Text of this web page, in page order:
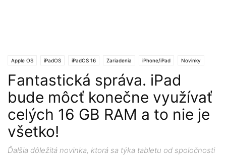
Apple OS iPadOS iPadOS 16 Zariadenia iPhone/iPad Novinky
Fantastická správa. iPad
bude môcť konečne využívať
celých 16 GB RAM a to nie je
všetko!
Ďalšia dôležitá novinka, ktorá sa týka tabletu od spoločnosti